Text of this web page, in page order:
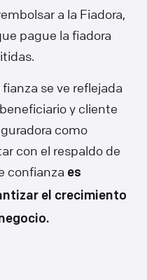
a la Fiadora,
pague la fiadora
se ve reflejada
y cliente
como
con el respaldo de
confianza es
el crecimiento